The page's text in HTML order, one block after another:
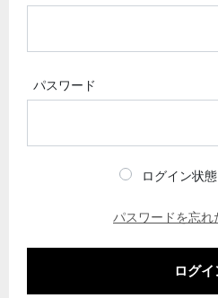
パスワード
ログイン状
パスワードを忘れ
ログイ